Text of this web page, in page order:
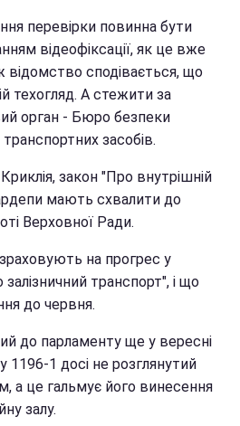
перевірки повинна бути
відеофіксації, як це вже
відомство сподівається, що
техогляд. А стежити за
орган - Бюро безпеки
транспортних засобів.
закон "Про внутрішній
мають схвалити до
Верховної Ради.
на прогрес у
транспорт", і що
до червня.
до парламенту ще у вересні
1196-1 досі не розглянутий
а це гальмує його винесення
залу.